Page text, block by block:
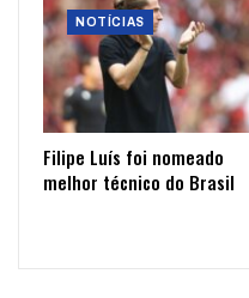
NOTÍCIAS
Filipe Luís foi nomeado
melhor técnico do Brasil